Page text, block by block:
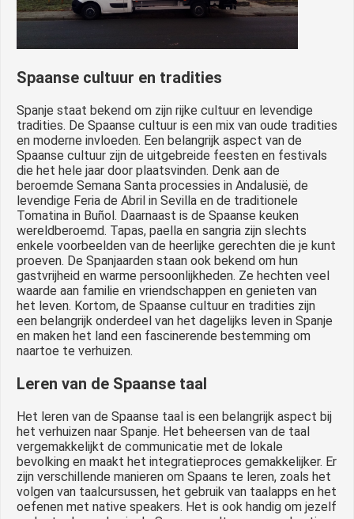
Spaanse cultuur en tradities
Spanje staat bekend om zijn rijke cultuur en levendige
tradities. De Spaanse cultuur is een mix van oude tradities
en moderne invloeden. Een belangrijk aspect van de
Spaanse cultuur zijn de uitgebreide feesten en festivals
die het hele jaar door plaatsvinden. Denk aan de
beroemde Semana Santa processies in Andalusië, de
levendige Feria de Abril in Sevilla en de traditionele
Tomatina in Buñol. Daarnaast is de Spaanse keuken
wereldberoemd. Tapas, paella en sangria zijn slechts
enkele voorbeelden van de heerlijke gerechten die je kunt
proeven. De Spanjaarden staan ook bekend om hun
gastvrijheid en warme persoonlijkheden. Ze hechten veel
waarde aan familie en vriendschappen en genieten van
het leven. Kortom, de Spaanse cultuur en tradities zijn
een belangrijk onderdeel van het dagelijks leven in Spanje
en maken het land een fascinerende bestemming om
naartoe te verhuizen.
Leren van de Spaanse taal
Het leren van de Spaanse taal is een belangrijk aspect bij
het verhuizen naar Spanje. Het beheersen van de taal
vergemakkelijkt de communicatie met de lokale
bevolking en maakt het integratieproces gemakkelijker. Er
zijn verschillende manieren om Spaans te leren, zoals het
volgen van taalcursussen, het gebruik van taalapps en het
oefenen met native speakers. Het is ook handig om jezelf